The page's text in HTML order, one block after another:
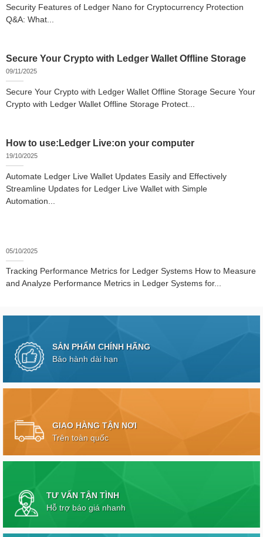
Security Features of Ledger Nano for Cryptocurrency Protection
Q&A: What...
Secure Your Crypto with Ledger Wallet Offline Storage
09/11/2025
Secure Your Crypto with Ledger Wallet Offline Storage Secure Your
Crypto with Ledger Wallet Offline Storage Protect...
How to use:Ledger Live:on your computer
19/10/2025
Automate Ledger Live Wallet Updates Easily and Effectively
Streamline Updates for Ledger Live Wallet with Simple
Automation...
05/10/2025
Tracking Performance Metrics for Ledger Systems How to Measure
and Analyze Performance Metrics in Ledger Systems for...
SẢN PHẨM CHÍNH HÃNG
Bảo hành dài hạn
GIAO HÀNG TẬN NƠI
Trên toàn quốc
TƯ VẤN TẬN TÌNH
Hỗ trợ báo giá nhanh